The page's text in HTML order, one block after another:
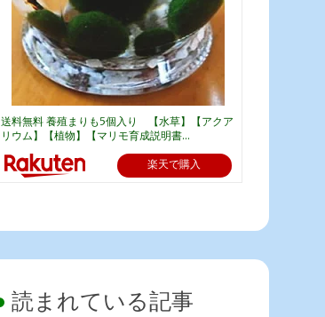
送料無料 養殖まりも5個入り 【水草】【アクア
リウム】【植物】【マリモ育成説明書...
楽天で購入
読まれている記事